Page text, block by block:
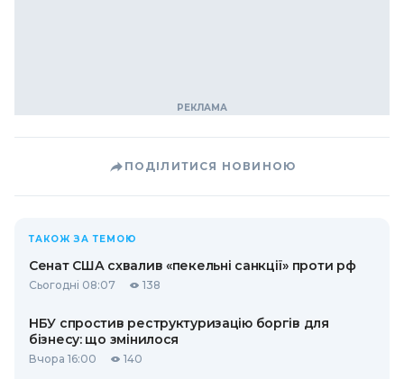
ПОДІЛИТИСЯ НОВИНОЮ
ТАКОЖ ЗА ТЕМОЮ
Сенат США схвалив «пекельні санкції» проти рф
Сьогодні 08:07 138
НБУ спростив реструктуризацію боргів для
бізнесу: що змінилося
Вчора 16:00 140